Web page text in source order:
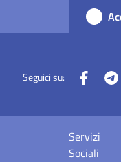
Seguici su:
Servizi
Sociali